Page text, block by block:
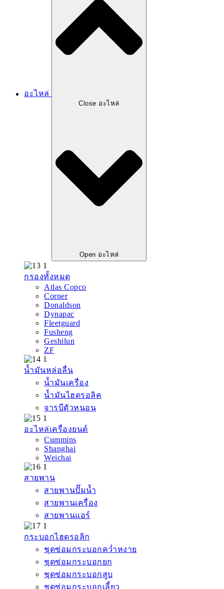
อะไหล่
Close อะไหล่
Open อะไหล่
กรองทั้งหมด
Atlas Copco
Corner
Donaldson
Dynapac
Fleetguard
Fusheng
Geshilun
ZF
น้ำมันหล่อลื่น
น้ำมันเครื่อง
น้ำมันไฮดรอลิค
จารบีตัวหนอน
อะไหล่เครื่องยนต์
Cummins
Shanghai
Weichai
สายพาน
สายพานปั๊มน้ำ
สายพานเครื่อง
สายพานแอร์
กระบอกไฮดรอลิก
ชุดซ่อมกระบอกคว่ำหงาย
ชุดซ่อมกระบอกยก
ชุดซ่อมกระบอกสูบ
ชุดซ่อมกระบอกเลี้ยว